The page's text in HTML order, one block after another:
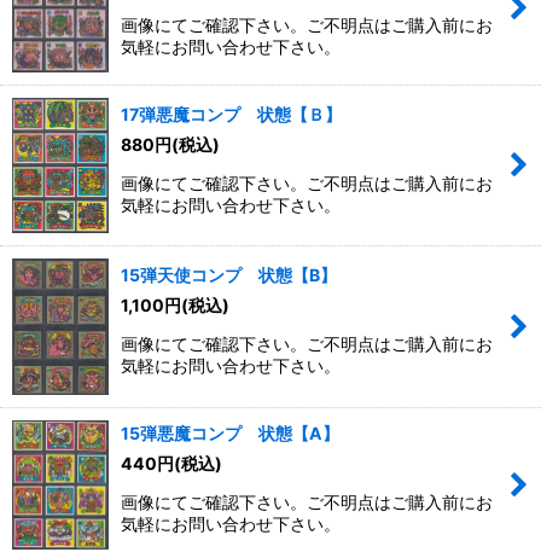
画像にてご確認下さい。ご不明点はご購入前にお
気軽にお問い合わせ下さい。
17弾悪魔コンプ 状態【Ｂ】
880円(税込)
画像にてご確認下さい。ご不明点はご購入前にお
気軽にお問い合わせ下さい。
15弾天使コンプ 状態【B】
1,100円(税込)
画像にてご確認下さい。ご不明点はご購入前にお
気軽にお問い合わせ下さい。
15弾悪魔コンプ 状態【A】
440円(税込)
画像にてご確認下さい。ご不明点はご購入前にお
気軽にお問い合わせ下さい。